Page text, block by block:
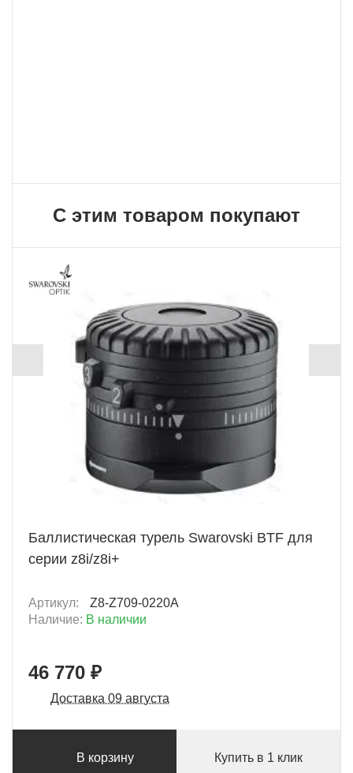
С этим товаром покупают
Баллистическая турель Swarovski BTF для
серии z8i/z8i+
Артикул:
Z8-Z709-0220A
Наличие: В наличии
46 770 ₽
Доставка 09 августа
В корзину Купить в 1 клик